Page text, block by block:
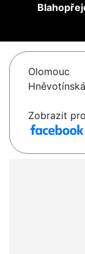
Olomouc
Zobrazit